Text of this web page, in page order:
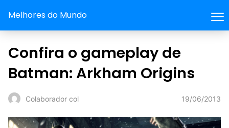
Melhores do Mundo
Confira o gameplay de
Batman: Arkham Origins
Colaborador col 19/06/2013